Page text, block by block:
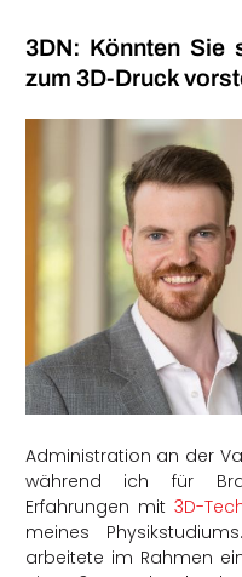
3DN: Könnten Sie
zum 3D-Druck
Administration an der
während ich für
Erfahrungen mit 3D-
meines
arbeitete im Rahmen